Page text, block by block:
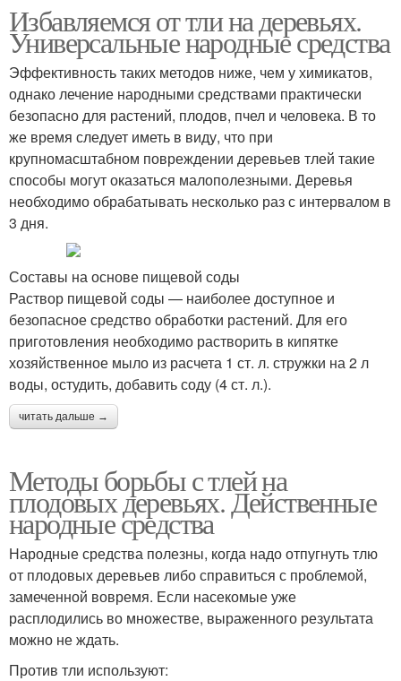
Избавляемся от тли на деревьях.
Универсальные народные средства
Эффективность таких методов ниже, чем у химикатов,
однако лечение народными средствами практически
безопасно для растений, плодов, пчел и человека. В то
же время следует иметь в виду, что при
крупномасштабном повреждении деревьев тлей такие
способы могут оказаться малополезными. Деревья
необходимо обрабатывать несколько раз с интервалом в
3 дня.
Составы на основе пищевой соды
Раствор пищевой соды — наиболее доступное и
безопасное средство обработки растений. Для его
приготовления необходимо растворить в кипятке
хозяйственное мыло из расчета 1 ст. л. стружки на 2 л
воды, остудить, добавить соду (4 ст. л.).
читать дальше →
Методы борьбы с тлей на
плодовых деревьях. Действенные
народные средства
Народные средства полезны, когда надо отпугнуть тлю
от плодовых деревьев либо справиться с проблемой,
замеченной вовремя. Если насекомые уже
расплодились во множестве, выраженного результата
можно не ждать.
Против тли используют: